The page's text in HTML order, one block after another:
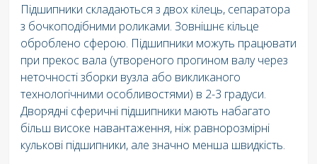
Підшипники складаються з двох кілець, сепаратора
з бочкоподібними роликами. Зовнішнє кільце
оброблено сферою. Підшипники можуть працювати
при прекос вала (утвореного прогином валу через
неточності зборки вузла або викликаного
технологічними особливостями) в 2-3 градуси.
Дворядні сферичні підшипники мають набагато
більш високе навантаження, ніж равнорозмірні
кулькові підшипники, але значно менша швидкість.